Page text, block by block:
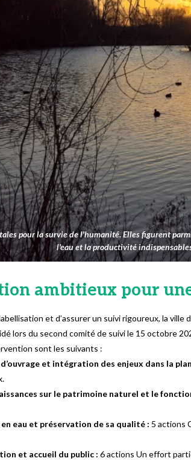
pour la survie de l'humanité. Elles figurent
l'eau et la productivité
ambitieux pour
et d’assurer un suivi rigoureux, la ville
lors du second comité de suivi le 15 octobre
sont les suivants :
et intégration des enjeux dans la
sur le patrimoine naturel et le
eau et préservation de sa qualité : 5 actions
et accueil du public : 6 actions Un effort